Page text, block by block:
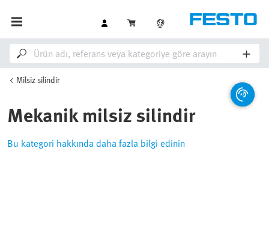
Milsiz silindir
Mekanik milsiz silindir
Bu kategori hakkında daha fazla bilgi edinin